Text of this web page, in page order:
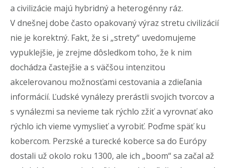
a civilizácie majú hybridný a heterogénny ráz.
V dnešnej dobe často opakovaný výraz stretu civilizácií
nie je korektný. Fakt, že si „strety“ uvedomujeme
vypuklejšie, je zrejme dôsledkom toho, že k nim
dochádza častejšie a s väčšou intenzitou
akcelerovanou možnosťami cestovania a zdieľania
informácií. Ľudské vynálezy prerástli svojich tvorcov a
s vynálezmi sa nevieme tak rýchlo zžiť a vyrovnať ako
rýchlo ich vieme vymyslieť a vyrobiť. Poďme späť ku
kobercom. Perzské a turecké koberce sa do Európy
dostali už okolo roku 1300, ale ich „boom“ sa začal až